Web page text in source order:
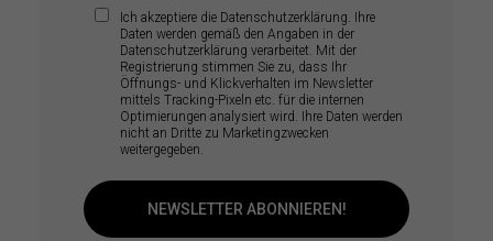
Ich akzeptiere die Datenschutzerklärung. Ihre
Daten werden gemäß den Angaben in der
Datenschutzerklärung verarbeitet. Mit der
Registrierung stimmen Sie zu, dass Ihr
Öffnungs- und Klickverhalten im Newsletter
mittels Tracking-Pixeln etc. für die internen
Optimierungen analysiert wird. Ihre Daten werden
nicht an Dritte zu Marketingzwecken
weitergegeben.
NEWSLETTER ABONNIEREN!